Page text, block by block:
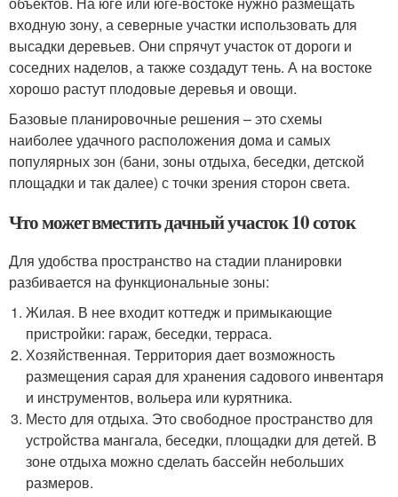
входную зону, а северные участки использовать для
высадки деревьев. Они спрячут участок от дороги и
соседних наделов, а также создадут тень. А на востоке
хорошо растут плодовые деревья и овощи.
Базовые планировочные решения – это схемы
наиболее удачного расположения дома и самых
популярных зон (бани, зоны отдыха, беседки, детской
площадки и так далее) с точки зрения сторон света.
Что может вместить дачный участок 10 соток
Для удобства пространство на стадии планировки
разбивается на функциональные зоны:
Жилая. В нее входит коттедж и примыкающие
пристройки: гараж, беседки, терраса.
Хозяйственная. Территория дает возможность
размещения сарая для хранения садового инвентаря
и инструментов, вольера или курятника.
Место для отдыха. Это свободное пространство для
устройства мангала, беседки, площадки для детей. В
зоне отдыха можно сделать бассейн небольших
размеров.